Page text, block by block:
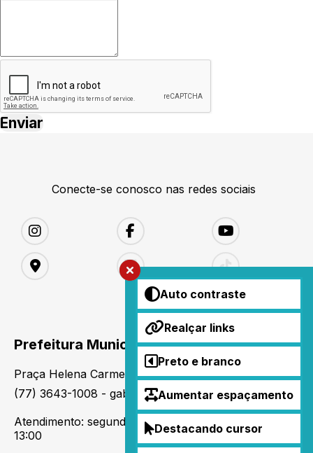
Auto contraste
Realçar links
Preto e branco
Aumentar espaçamento
Destacando cursor
Conecte-se conosco nas redes sociais
Prefeitura Municipal de Matina
Praça Helena Carmem de Castro Donato, S/N
(77) 3643-1008 - gabinete@matina.ba.gov.br
Atendimento: segunda a sexta-feira, das 07:00 às
13:00